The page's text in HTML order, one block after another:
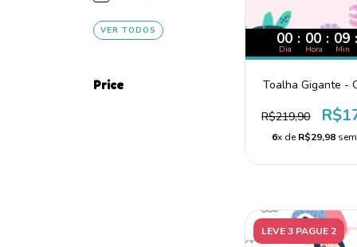
VER TODOS
Price
00 : 00 : 09 :
Dia Hora Min
Toalha Gigante -
R$219,90
6x deR$29,98
LEVE 3 PAGUE 2